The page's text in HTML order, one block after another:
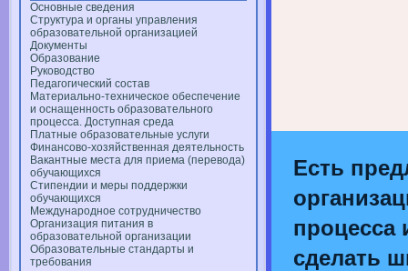
Основные сведения
Структура и органы управления
образовательной организацией
Документы
Образование
Руководство
Педагогический состав
Материально-техническое обеспечение
и оснащенность образовательного
процесса. Доступная среда
Платные образовательные услуги
Финансово-хозяйственная деятельность
Вакантные места для приема (перевода)
обучающихся
Стипендии и меры поддержки
обучающихся
Международное сотрудничество
Организация питания в
образовательной организации
Образовательные стандарты и
требования
Есть
процесса
сделать